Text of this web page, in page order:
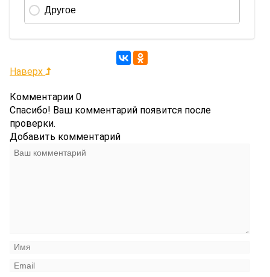
Наверх
Комментарии0
Спасибо! Ваш комментарий появится после
проверки.
Добавить комментарий